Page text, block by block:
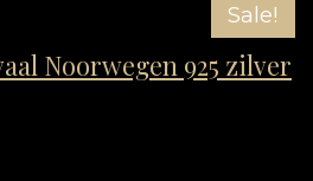
Sale!
Noorwegen 925 zilver